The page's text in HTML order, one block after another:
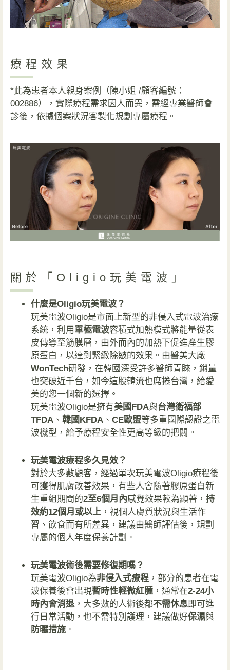
療程效果
*此為患者本人親身案例（陳小姐 /顧客編號：
002886），實際療程需求因人而異，需經專業醫師會
診後，依據個案狀況客製化規劃專屬療程。
關於「Oligio玩美電波」
什麼是Oligio玩美電波？
玩美電波Oligio是市面上新型的非侵入式電波治療
系統，利用 單極電波容積式加熱模式將能量從表
皮傳導至筋膜層，由外而內的加熱下促進產生膠
原蛋白，以達到緊緻除皺的效果。由醫美大廠
WonTech研發，在韓國深受許多醫師青睞，銷量
也突破近千台，如今這股韓流也席捲台灣，給愛
美的您一個新的選擇。
玩美電波Oligio是擁有美國FDA與台灣衛福部
TFDA 、 韓國KFDA 、 CE歐盟等多重國際認證之電
波機型，給予療程安全性更高等級的把關。
玩美電波療程多久見效？
對於大多數顧客，經過單次玩美電波Oligio療程後
可獲得肌膚改善效果，有些人會隨著膠原蛋白新
生重組期間的2至6個月內感覺效果較為顯著， 持
效約12個月或以上 ，視個人膚質狀況與生活作
習、飲食而有所差異，建議由醫師評估後，規劃
專屬的個人年度保養計劃。
玩美電波術後需要修復期嗎？
玩美電波Oligio為非侵入式療程 ，部分的患者在電
波保養後會出現暫時性輕微紅腫 ，通常在2-24小
時內會消退 ，大多數的人術後都不需休息即可進
行日常活動，也不需特別護理，建議做好保濕與
防曬措施 。